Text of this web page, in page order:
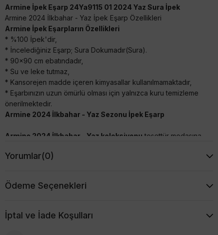
Armine İpek Eşarp 24Ya9115 01 2024 Yaz Sura İpek
Armine 2024 İlkbahar - Yaz İpek Eşarp Özellikleri
Armine İpek Eşarpların Özellikleri
* %100 İpek'dir,
* İncelediğiniz Eşarp; Sura Dokumadır(Sura).
* 90x90 cm ebatındadır,
* Su ve leke tutmaz,
* Kansorejen madde içeren kimyasallar kullanılmamaktadır,
* Eşarbınızın uzun ömürlü olması için yalnızca kuru temizleme
önerilmektedir.
Armine 2024 İlkbahar - Yaz Sezonu İpek Eşarp
Armine 2024 İlkbahar - Yaz koleksiyonu tesettür modasına
asaletini yansıtıyor.
hatlar, optik çizgiler ve etnik klasik baskılar ile birleşerek pek
çok alternatif temayı sizlere sunuyor. Bu sezon farklı tarzlarda
koleksiyonunda bulabilirsiniz. Dinamik renklerin yenilikçi ve
modern çizgileriyle yeni bir kimlik kazandığı, fark yaratan bir
Yorumlar(0)
Ödeme Seçenekleri
İptal ve İade Koşulları